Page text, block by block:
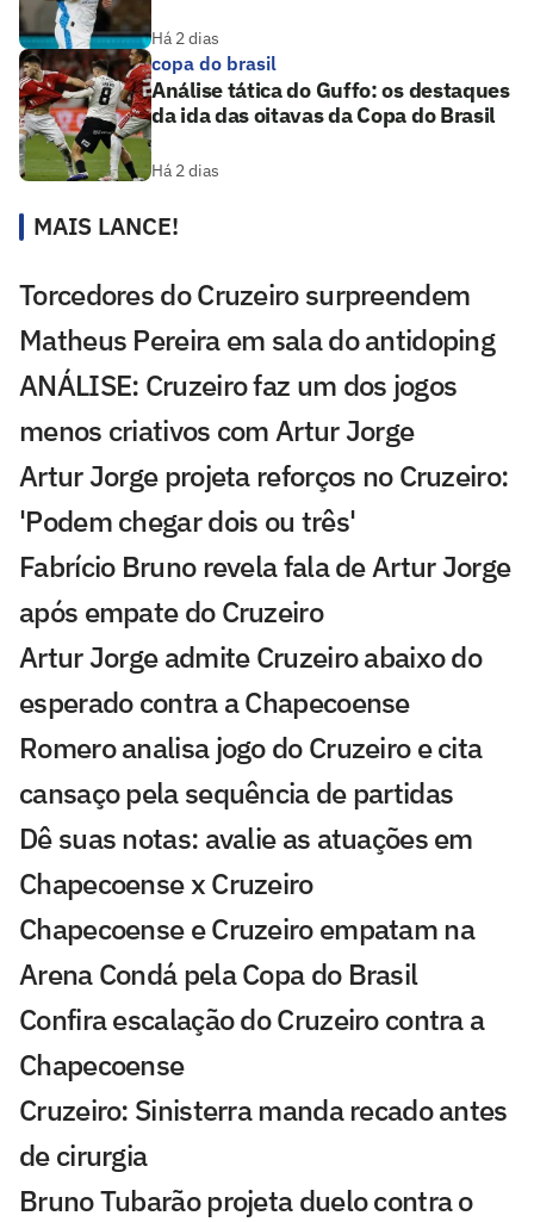
Há 2 dias
copa do brasil
Análise tática do Guffo: os destaques
da ida das oitavas da Copa do Brasil
Há 2 dias
MAIS LANCE!
Torcedores do Cruzeiro surpreendem
Matheus Pereira em sala do antidoping
ANÁLISE: Cruzeiro faz um dos jogos
menos criativos com Artur Jorge
Artur Jorge projeta reforços no Cruzeiro:
'Podem chegar dois ou três'
Fabrício Bruno revela fala de Artur Jorge
após empate do Cruzeiro
Artur Jorge admite Cruzeiro abaixo do
esperado contra a Chapecoense
Romero analisa jogo do Cruzeiro e cita
cansaço pela sequência de partidas
Dê suas notas: avalie as atuações em
Chapecoense x Cruzeiro
Chapecoense e Cruzeiro empatam na
Arena Condá pela Copa do Brasil
Confira escalação do Cruzeiro contra a
Chapecoense
Cruzeiro: Sinisterra manda recado antes
de cirurgia
Bruno Tubarão projeta duelo contra o